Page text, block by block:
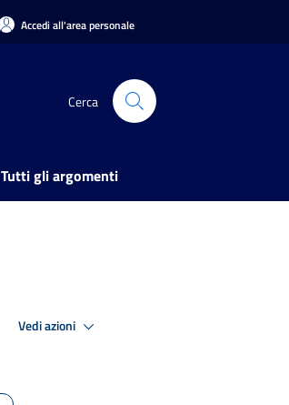
Accedi all'area personale
Cerca
Tutti gli argomenti
Vedi azioni